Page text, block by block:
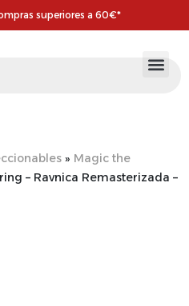
superiores a 60€*
» Magic the
– Ravnica Remasterizada –